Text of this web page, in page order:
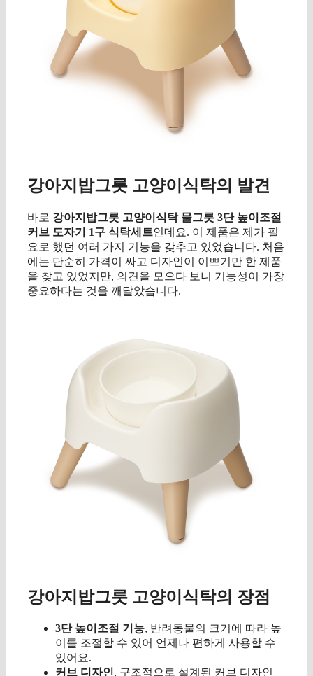
강아지밥그릇 고양이식탁의 발견
바로 강아지밥그릇 고양이식탁 물그릇 3단 높이조절
커브 도자기 1구 식탁세트인데요. 이 제품은 제가 필
요로 했던 여러 가지 기능을 갖추고 있었습니다. 처음
에는 단순히 가격이 싸고 디자인이 이쁘기만 한 제품
을 찾고 있었지만, 의견을 모으다 보니 기능성이 가장
중요하다는 것을 깨달았습니다.
강아지밥그릇 고양이식탁의 장점
3단 높이조절 기능, 반려동물의 크기에 따라 높
이를 조절할 수 있어 언제나 편하게 사용할 수
있어요.
커브 디자인, 구조적으로 설계된 커브 디자인